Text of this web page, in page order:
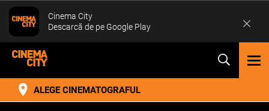
ALEGE CINEMATOGRAFUL
Cinema City
Descarcă de pe Google Play